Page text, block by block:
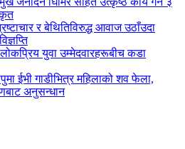
र बेथितिविरुद्ध आवाज उठाँउदा
युवा उम्मेदवारहरूबीच कडा
ईभी गाडीभित्र महिलाको शव फेला,
अनुसन्धान